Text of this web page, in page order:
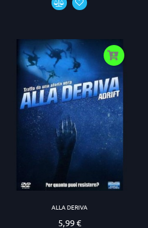
ALLA DERIVA
Prezzo
5,99 €